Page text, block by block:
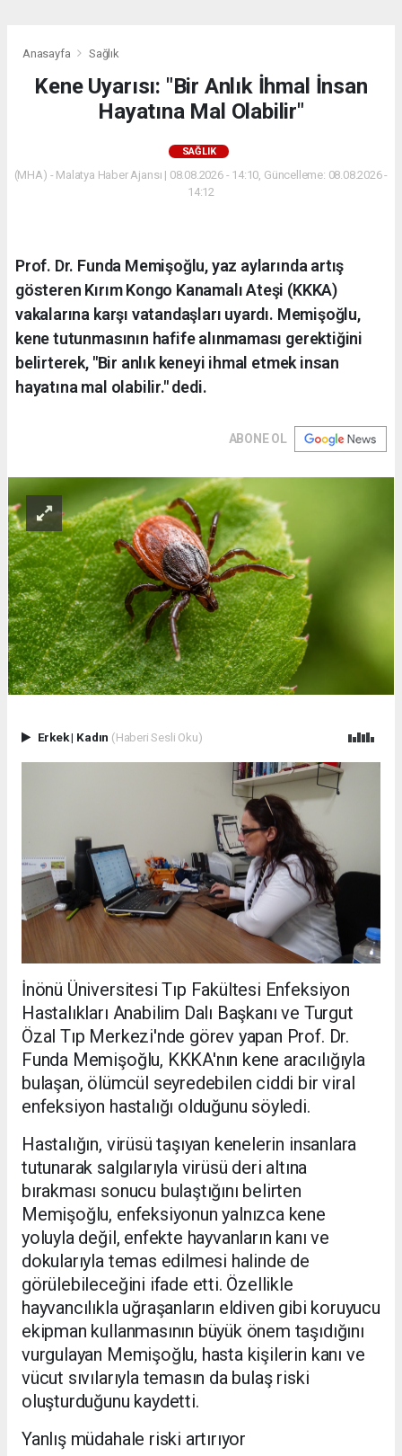
Anasayfa Sağlık
Kene Uyarısı: "Bir Anlık İhmal İnsan
Hayatına Mal Olabilir"
SAĞLIK
(MHA) - Malatya Haber Ajansı | 08.08.2026 - 14:10, Güncelleme: 08.08.2026 -
14:12
Prof. Dr. Funda Memişoğlu, yaz aylarında artış
gösteren Kırım Kongo Kanamalı Ateşi (KKKA)
vakalarına karşı vatandaşları uyardı. Memişoğlu,
kene tutunmasının hafife alınmaması gerektiğini
belirterek, "Bir anlık keneyi ihmal etmek insan
hayatına mal olabilir." dedi.
ABONE OL
Erkek| Kadın (Haberi Sesli Oku)
İnönü Üniversitesi Tıp Fakültesi Enfeksiyon
Hastalıkları Anabilim Dalı Başkanı ve Turgut
Özal Tıp Merkezi'nde görev yapan Prof. Dr.
Funda Memişoğlu, KKKA'nın kene aracılığıyla
bulaşan, ölümcül seyredebilen ciddi bir viral
enfeksiyon hastalığı olduğunu söyledi.
Hastalığın, virüsü taşıyan kenelerin insanlara
tutunarak salgılarıyla virüsü deri altına
bırakması sonucu bulaştığını belirten
Memişoğlu, enfeksiyonun yalnızca kene
yoluyla değil, enfekte hayvanların kanı ve
dokularıyla temas edilmesi halinde de
görülebileceğini ifade etti. Özellikle
hayvancılıkla uğraşanların eldiven gibi koruyucu
ekipman kullanmasının büyük önem taşıdığını
vurgulayan Memişoğlu, hasta kişilerin kanı ve
vücut sıvılarıyla temasın da bulaş riski
oluşturduğunu kaydetti.
Yanlış müdahale riski artırıyor